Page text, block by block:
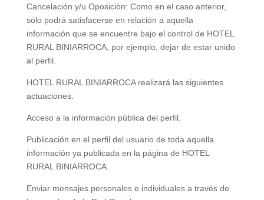
Cancelación y/u Oposición: Como en el caso anterior,
sólo podrá satisfacerse en relación a aquella
información que se encuentre bajo el control de HOTEL
RURAL BINIARROCA, por ejemplo, dejar de estar unido
al perfil.
HOTEL RURAL BINIARROCA realizará las siguientes
actuaciones:
Acceso a la información pública del perfil.
Publicación en el perfil del usuario de toda aquella
información ya publicada en la página de HOTEL
RURAL BINIARROCA.
Enviar mensajes personales e individuales a través de